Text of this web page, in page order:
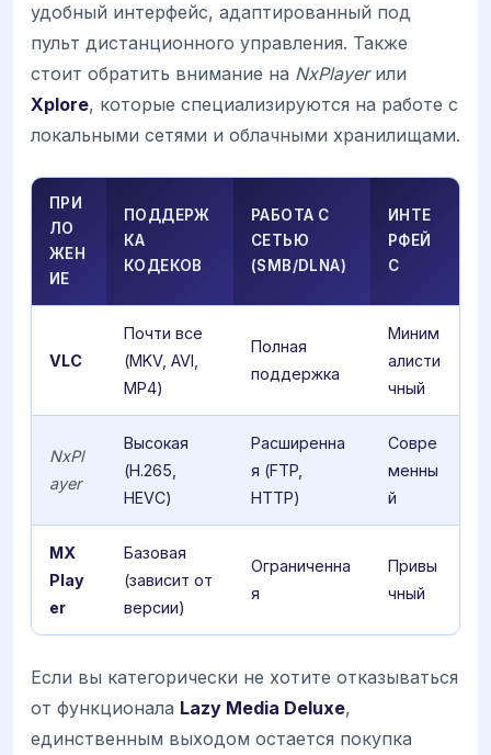
удобный интерфейс, адаптированный под
пульт дистанционного управления. Также
стоит обратить внимание на NxPlayerили
Xplore, которые специализируются на работе с
локальными сетями и облачными хранилищами.
ПРИ
ЛО
ЖЕН
ИЕ
ПОДДЕРЖ
КА
КОДЕКОВ
РАБОТА С
СЕТЬЮ
(SMB/DLNA)
ИНТЕ
РФЕЙ
С
VLC
Почти все
(MKV, AVI,
MP4)
Полная
поддержка
Миним
алисти
чный
NxPl
ayer
Высокая
(H.265,
HEVC)
Расширенна
я (FTP,
HTTP)
Совре
менны
й
MX
Play
er
Базовая
(зависит от
версии)
Ограниченна
я
Привы
чный
Если вы категорически не хотите отказываться
от функционала Lazy Media Deluxe,
единственным выходом остается покупка